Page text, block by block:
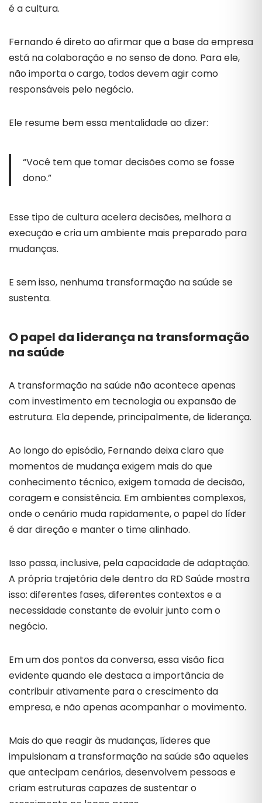
é a cultura.
Fernando é direto ao afirmar que a base da empresa
está na colaboração e no senso de dono. Para ele,
não importa o cargo, todos devem agir como
responsáveis pelo negócio.
Ele resume bem essa mentalidade ao dizer:
“Você tem que tomar decisões como se fosse
dono.”
Esse tipo de cultura acelera decisões, melhora a
execução e cria um ambiente mais preparado para
mudanças.
E sem isso, nenhuma transformação na saúde se
sustenta.
O papel da liderança na transformação
na saúde
A transformação na saúde não acontece apenas
com investimento em tecnologia ou expansão de
estrutura. Ela depende, principalmente, de liderança.
Ao longo do episódio, Fernando deixa claro que
momentos de mudança exigem mais do que
conhecimento técnico, exigem tomada de decisão,
coragem e consistência. Em ambientes complexos,
onde o cenário muda rapidamente, o papel do líder
é dar direção e manter o time alinhado.
Isso passa, inclusive, pela capacidade de adaptação.
A própria trajetória dele dentro da RD Saúde mostra
isso: diferentes fases, diferentes contextos e a
necessidade constante de evoluir junto com o
negócio.
Em um dos pontos da conversa, essa visão fica
evidente quando ele destaca a importância de
contribuir ativamente para o crescimento da
empresa, e não apenas acompanhar o movimento.
Mais do que reagir às mudanças, líderes que
impulsionam a transformação na saúde são aqueles
que antecipam cenários, desenvolvem pessoas e
criam estruturas capazes de sustentar o